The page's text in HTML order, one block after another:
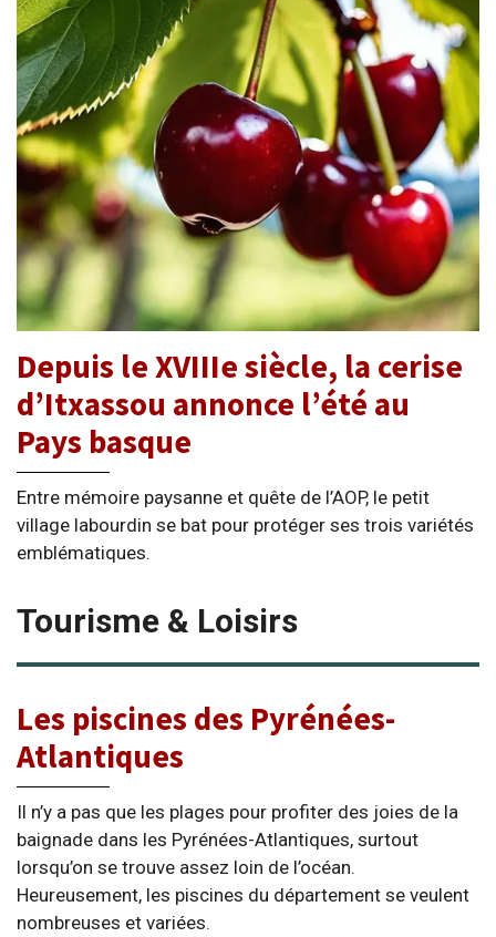
Depuis le XVIIIe siècle, la cerise
d’Itxassou annonce l’été au
Pays basque
Entre mémoire paysanne et quête de l’AOP, le petit
village labourdin se bat pour protéger ses trois variétés
emblématiques.
Tourisme & Loisirs
Les piscines des Pyrénées-
Atlantiques
Il n’y a pas que les plages pour profiter des joies de la
baignade dans les Pyrénées-Atlantiques, surtout
lorsqu’on se trouve assez loin de l’océan.
Heureusement, les piscines du département se veulent
nombreuses et variées.